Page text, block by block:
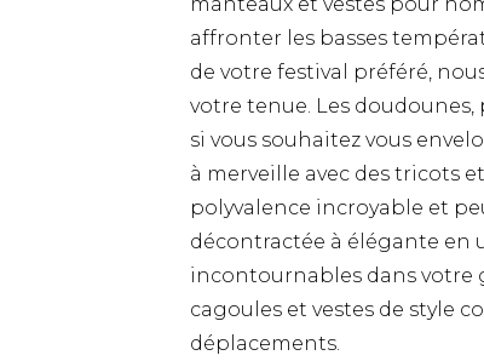
affronter les basses
de votre festival préféré,
votre tenue. Les
si vous souhaitez vous
à merveille avec des tricots
polyvalence incroyable et
décontractée à élégante en
incontournables dans votre
cagoules et vestes de style
déplacements.